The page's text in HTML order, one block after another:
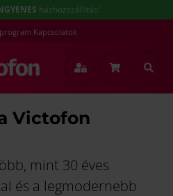
házhozszállítás!
Kapcsolatok
Victofon
mint 30 éves
és a legmodernebb